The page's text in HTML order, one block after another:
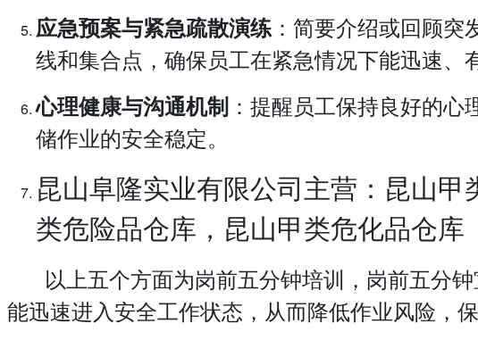
应急预案与紧急疏散演练 ：简要介绍或回顾
线和集合点，确保员工在紧急情况下能迅速、
心理健康与沟通机制 ：提醒员工保持良好的
储作业的安全稳定。
昆山阜隆实业有限公司主营：昆山
类危险品仓库，昆山甲类危化品仓库
以上五个方面为岗前五分钟培训，岗前五分钟
能迅速进入安全工作状态，从而降低作业风险，